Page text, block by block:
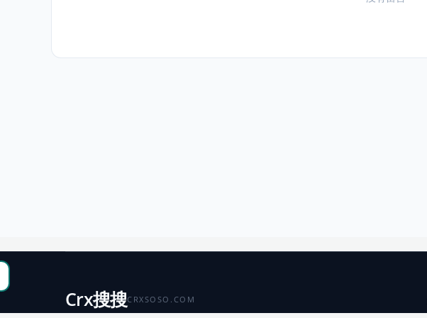
Crx搜搜CRXSOSO.COM